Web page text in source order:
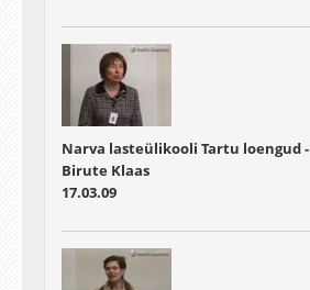
Narva lasteülikooli Tartu loengud -
Birute Klaas
17.03.09